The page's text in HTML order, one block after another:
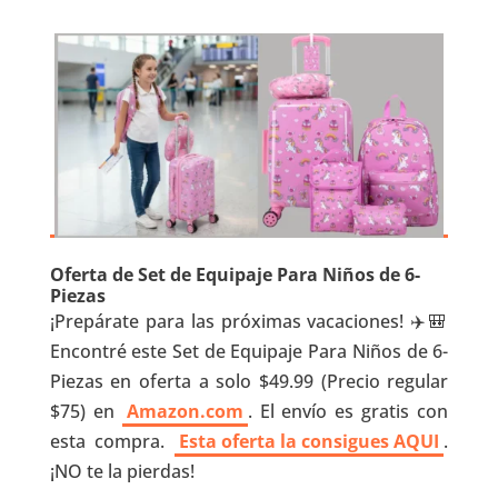
Oferta de Set de Equipaje Para Niños de 6-
Piezas
¡Prepárate para las próximas vacaciones! ✈️🎒
Encontré este Set de Equipaje Para Niños de 6-
Piezas en oferta a solo $49.99 (Precio regular
$75) en Amazon.com . El envío es gratis con
esta compra.
Esta oferta la consigues AQUI .
¡NO te la pierdas!